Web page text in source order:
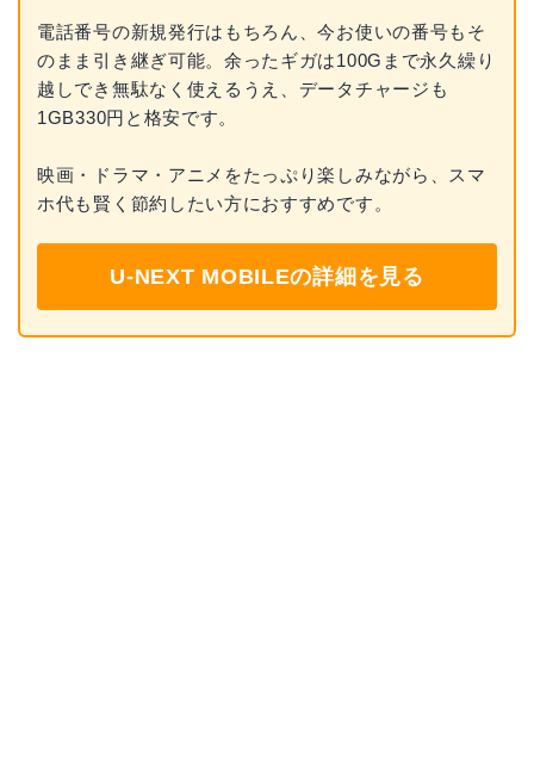
電話番号の新規発行はもちろん、今お使いの番号もそ
のまま引き継ぎ可能。余ったギガは100Gまで永久繰り
越しでき無駄なく使えるうえ、データチャージも
1GB330円と格安です。
映画・ドラマ・アニメをたっぷり楽しみながら、スマ
ホ代も賢く節約したい方におすすめです。
U-NEXT MOBILEの詳細を見る